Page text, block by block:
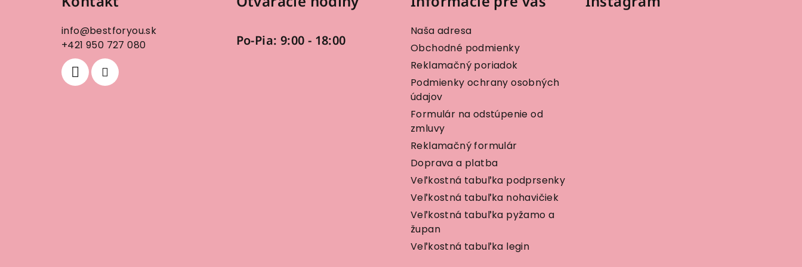
info@bestforyou.sk
+421 950 727 080
Po-Pia: 9:00 - 18:00
Naša adresa
Obchodné podmienky
Reklamačný poriadok
Podmienky ochrany osobných
údajov
Formulár na odstúpenie od
zmluvy
Reklamačný formulár
Doprava a platba
Veľkostná tabuľka podprsenky
Veľkostná tabuľka nohavičiek
Veľkostná tabuľka pyžamo a
župan
Veľkostná tabuľka legin